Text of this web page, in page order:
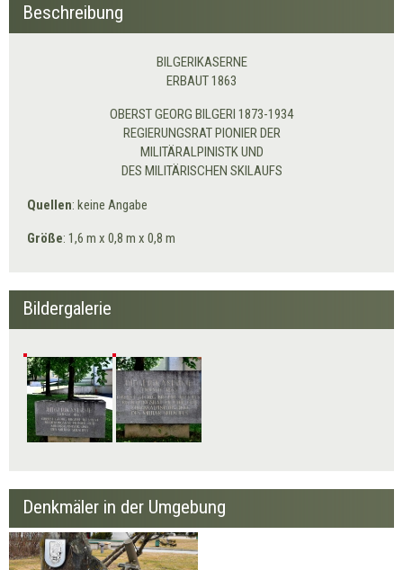
Beschreibung
BILGERIKASERNE
ERBAUT 1863
OBERST GEORG BILGERI 1873-1934
REGIERUNGSRAT PIONIER DER
MILITÄRALPINISTK UND
DES MILITÄRISCHEN SKILAUFS
Quellen: keine Angabe
Größe: 1,6 m x 0,8 m x 0,8 m
Bildergalerie
Denkmäler in der Umgebung
Kasernenstein Verband
Jägerbataillon 23